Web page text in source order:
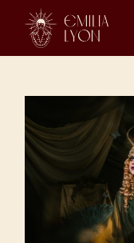
content